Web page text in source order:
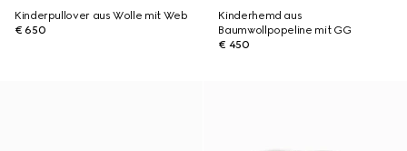
Kinderpullover aus Wolle mit Web
€ 650
Kinderhemd aus
Baumwollpopeline mit GG
€ 450